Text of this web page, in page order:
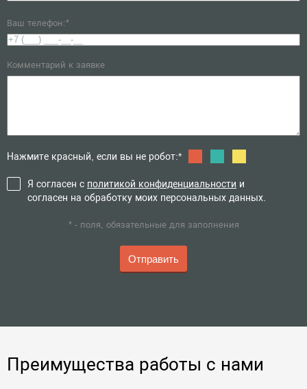
Ваш телефон:*
Комментарий к заявке
Нажмите красный, если вы не робот:*
Я согласен с политикой конфиденциальности и
согласен на обработку моих персональных данных.
* - поля, обязательные для заполнения
Преимущества работы с нами